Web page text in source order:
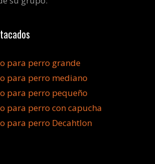
para perro grande
para perro mediano
para perro pequeño
para perro con capucha
para perro Decahtlon